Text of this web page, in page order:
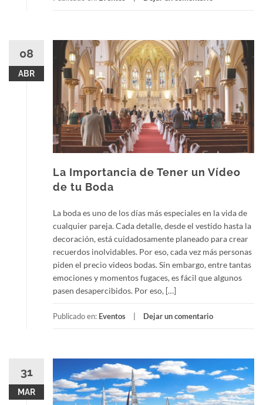
08
ABR
La Importancia de Tener un Vídeo
de tu Boda
La boda es uno de los días más especiales en la vida de
cualquier pareja. Cada detalle, desde el vestido hasta la
decoración, está cuidadosamente planeado para crear
recuerdos inolvidables. Por eso, cada vez más personas
piden el precio videos bodas. Sin embargo, entre tantas
emociones y momentos fugaces, es fácil que algunos
pasen desapercibidos. Por eso, […]
Publicado en: Eventos Dejar un comentario
31
MAR